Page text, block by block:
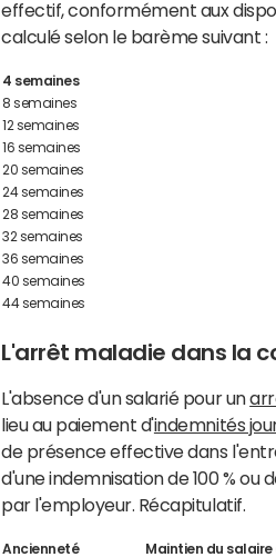
effectif, conformément aux
calculé selon le barème suivant :
4 semaines
8 semaines
12 semaines
16 semaines
20 semaines
24 semaines
28 semaines
32 semaines
36 semaines
40 semaines
44 semaines
L'arrêt maladie dans la
L'absence d'un salarié pour un
lieu au paiement d'indemnités
de présence effective dans
d'une indemnisation de 100 % ou
par l'employeur. Récapitulatif.
Ancienneté Maintien du salaire